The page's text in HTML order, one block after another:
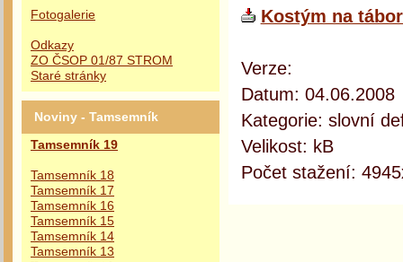
Fotogalerie
Odkazy
ZO ČSOP 01/87 STROM
Staré stránky
Noviny - Tamsemník
Tamsemník 19
Tamsemník 18
Tamsemník 17
Tamsemník 16
Tamsemník 15
Tamsemník 14
Tamsemník 13
Kostým na
Verze:
Datum: 04.06.2008
Kategorie: slovní
Velikost: kB
Počet stažení: